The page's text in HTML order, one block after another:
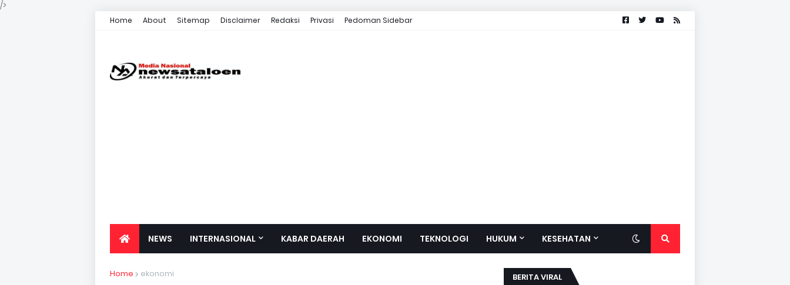
/>
Home About Sitemap Disclaimer Redaksi Privasi Pedoman Sidebar
NEWS INTERNASIONAL KABAR DAERAH EKONOMI TEKNOLOGI HUKUM KESEHATAN
Home ekonomi BERITA VIRAL